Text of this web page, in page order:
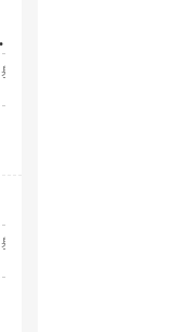
舉
舉